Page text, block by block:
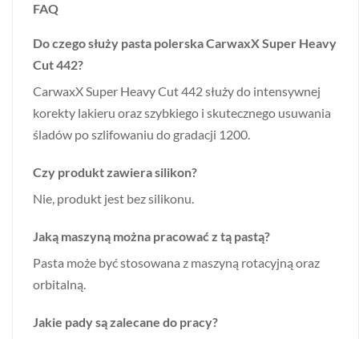
FAQ
Do czego służy pasta polerska CarwaxX Super Heavy
Cut 442?
CarwaxX Super Heavy Cut 442 służy do intensywnej
korekty lakieru oraz szybkiego i skutecznego usuwania
śladów po szlifowaniu do gradacji 1200.
Czy produkt zawiera silikon?
Nie, produkt jest bez silikonu.
Jaką maszyną można pracować z tą pastą?
Pasta może być stosowana z maszyną rotacyjną oraz
orbitalną.
Jakie pady są zalecane do pracy?